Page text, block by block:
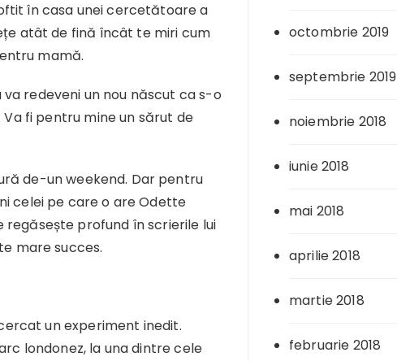
în casa unei cercetătoare a
atât de fină încât te miri cum
mamă.
redeveni un nou născut ca s-o
fi pentru mine un sărut de
de-un weekend. Dar pentru
celei pe care o are Odette
profund în scrierile lui
mare succes.
un experiment inedit.
londonez, la una dintre cele
octombrie 2019
septembrie 2019
noiembrie 2018
iunie 2018
mai 2018
aprilie 2018
martie 2018
februarie 2018